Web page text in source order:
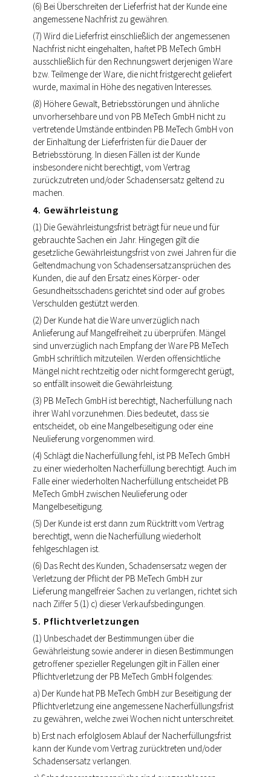
(6) Bei Überschreiten der Lieferfrist hat der Kunde eine
angemessene Nachfrist zu gewähren.
(7) Wird die Lieferfrist einschließlich der angemessenen
Nachfrist nicht eingehalten, haftet PB MeTech GmbH
ausschließlich für den Rechnungswert derjenigen Ware
bzw. Teilmenge der Ware, die nicht fristgerecht geliefert
wurde, maximal in Höhe des negativen Interesses.
(8) Höhere Gewalt, Betriebsstörungen und ähnliche
unvorhersehbare und von PB MeTech GmbH nicht zu
vertretende Umstände entbinden PB MeTech GmbH von
der Einhaltung der Lieferfristen für die Dauer der
Betriebsstörung. In diesen Fällen ist der Kunde
insbesondere nicht berechtigt, vom Vertrag
zurückzutreten und/oder Schadensersatz geltend zu
machen.
4. Gewährleistung
(1) Die Gewährleistungsfrist beträgt für neue und für
gebrauchte Sachen ein Jahr. Hingegen gilt die
gesetzliche Gewährleistungsfrist von zwei Jahren für die
Geltendmachung von Schadensersatzansprüchen des
Kunden, die auf den Ersatz eines Körper- oder
Gesundheitsschadens gerichtet sind oder auf grobes
Verschulden gestützt werden.
(2) Der Kunde hat die Ware unverzüglich nach
Anlieferung auf Mangelfreiheit zu überprüfen. Mängel
sind unverzüglich nach Empfang der Ware PB MeTech
GmbH schriftlich mitzuteilen. Werden offensichtliche
Mängel nicht rechtzeitig oder nicht formgerecht gerügt,
so entfällt insoweit die Gewährleistung.
(3) PB MeTech GmbH ist berechtigt, Nacherfüllung nach
ihrer Wahl vorzunehmen. Dies bedeutet, dass sie
entscheidet, ob eine Mangelbeseitigung oder eine
Neulieferung vorgenommen wird.
(4) Schlägt die Nacherfüllung fehl, ist PB MeTech GmbH
zu einer wiederholten Nacherfüllung berechtigt. Auch im
Falle einer wiederholten Nacherfüllung entscheidet PB
MeTech GmbH zwischen Neulieferung oder
Mangelbeseitigung.
(5) Der Kunde ist erst dann zum Rücktritt vom Vertrag
berechtigt, wenn die Nacherfüllung wiederholt
fehlgeschlagen ist.
(6) Das Recht des Kunden, Schadensersatz wegen der
Verletzung der Pflicht der PB MeTech GmbH zur
Lieferung mangelfreier Sachen zu verlangen, richtet sich
nach Ziffer 5 (1) c) dieser Verkaufsbedingungen.
5. Pflichtverletzungen
(1) Unbeschadet der Bestimmungen über die
Gewährleistung sowie anderer in diesen Bestimmungen
getroffener spezieller Regelungen gilt in Fällen einer
Pflichtverletzung der PB MeTech GmbH folgendes:
a) Der Kunde hat PB MeTech GmbH zur Beseitigung der
Pflichtverletzung eine angemessene Nacherfüllungsfrist
zu gewähren, welche zwei Wochen nicht unterschreitet.
b) Erst nach erfolglosem Ablauf der Nacherfüllungsfrist
kann der Kunde vom Vertrag zurücktreten und/oder
Schadensersatz verlangen.